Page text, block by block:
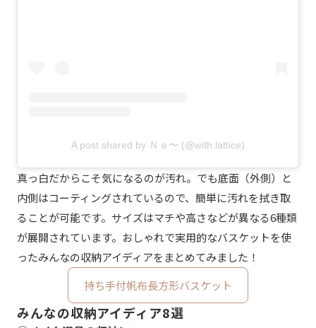
A post shared by Ｎａ〜 (@with.lattice)
真っ白だからこそ気になるのが汚れ。でも底面（外側）と
内側はコーティングされているので、簡単に汚れを拭き取
ることが可能です。サイズはマチや高さなどが異なる6種類
が展開されています。おしゃれで実用的なバスケットを使
ったみんなの収納アイディアをまとめてみました！
持ち手付帆布長方形バスケット
みんなの収納アイディア8選